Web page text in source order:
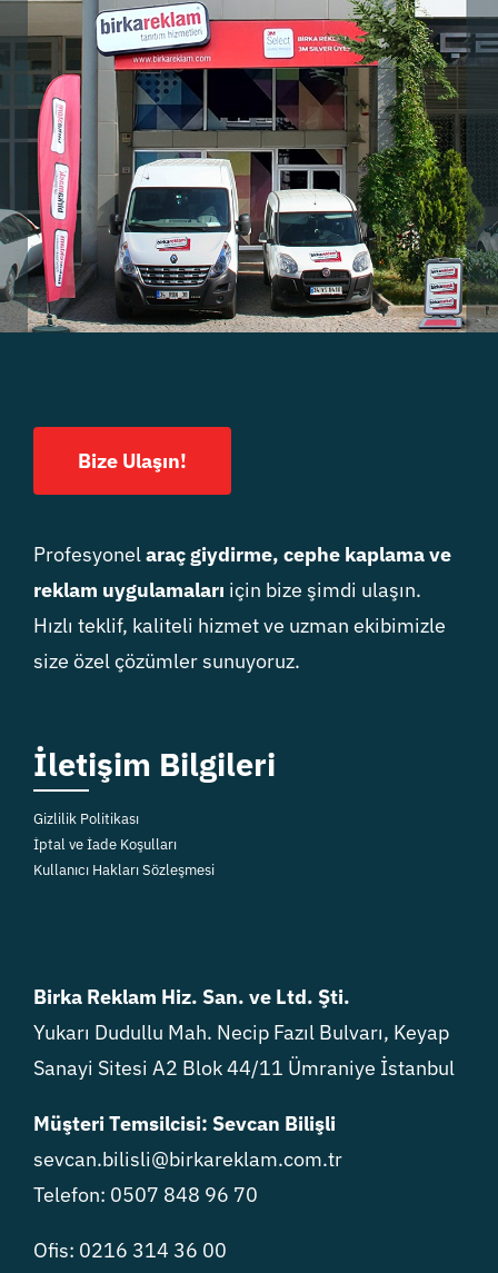
Bize Ulaşın!
Profesyonel araç giydirme, cephe kaplama ve
reklam uygulamaları için bize şimdi ulaşın.
Hızlı teklif, kaliteli hizmet ve uzman ekibimizle
size özel çözümler sunuyoruz.
İletişim Bilgileri
Gizlilik Politikası
İptal ve İade Koşulları
Kullanıcı Hakları Sözleşmesi
Birka Reklam Hiz. San. ve Ltd. Şti.
Yukarı Dudullu Mah. Necip Fazıl Bulvarı, Keyap
Sanayi Sitesi A2 Blok 44/11 Ümraniye İstanbul
Müşteri Temsilcisi: Sevcan Bilişli
sevcan.bilisli@birkareklam.com.tr
Telefon: 0507 848 96 70
Ofis: 0216 314 36 00